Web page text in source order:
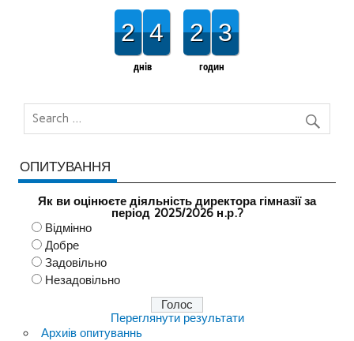
2 4
днів
2 3
годин
ОПИТУВАННЯ
Як ви оцінюєте діяльність директора гімназії за
період 2025/2026 н.р.?
Відмінно
Добре
Задовільно
Незадовільно
Переглянути результати
Архиів опитуваннь